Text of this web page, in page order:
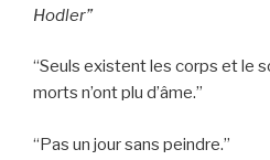
Hodler”
“Seuls existent les corps et le
morts n’ont plu d’âme.”
“Pas un jour sans peindre.”